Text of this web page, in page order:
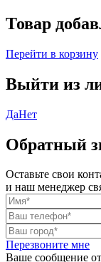
Товар
Перейти в корзину
Выйти из
ДаНет
Обратный
Оставьте свои
и наш менеджер
Перезвоните мне
Ваше сообщение